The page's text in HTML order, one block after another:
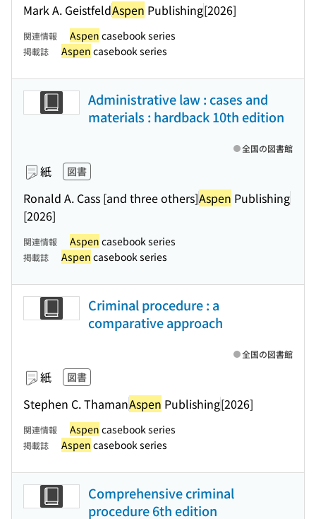
Mark A. GeistfeldAspen Publishing[2026]
関連情報 Aspen casebook series
掲載誌 Aspen casebook series
Administrative law : cases and
materials : hardback 10th edition
紙 図書
Ronald A. Cass [and three others]Aspen Publishing
[2026]
全国の図書館
関連情報 Aspen casebook series
掲載誌 Aspen casebook series
Criminal procedure : a
comparative approach
紙 図書
Stephen C. ThamanAspen Publishing[2026]
全国の図書館
関連情報 Aspen casebook series
掲載誌 Aspen casebook series
Comprehensive criminal
procedure 6th edition